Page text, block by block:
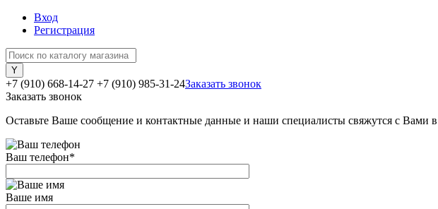
Вход
Регистрация
+7 (910) 668-14-27 +7 (910) 985-31-24Заказать звонок
Заказать звонок
Оставьте Ваше сообщение и контактные данные и наши специалисты свяжутся с Вами
Ваш телефон*
Ваше имя